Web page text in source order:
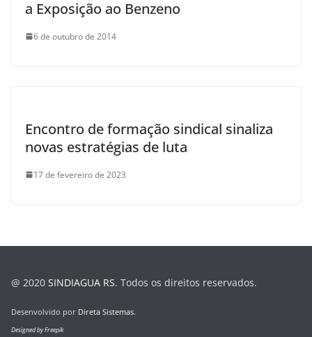
a Exposição ao Benzeno
6 de outubro de 2014
Encontro de formação sindical sinaliza
novas estratégias de luta
17 de fevereiro de 2023
@ 2020 SINDIAGUA RS. Todos os direitos reservados.
Desenvolvido por Direta Sistemas.
Designed by Freepik